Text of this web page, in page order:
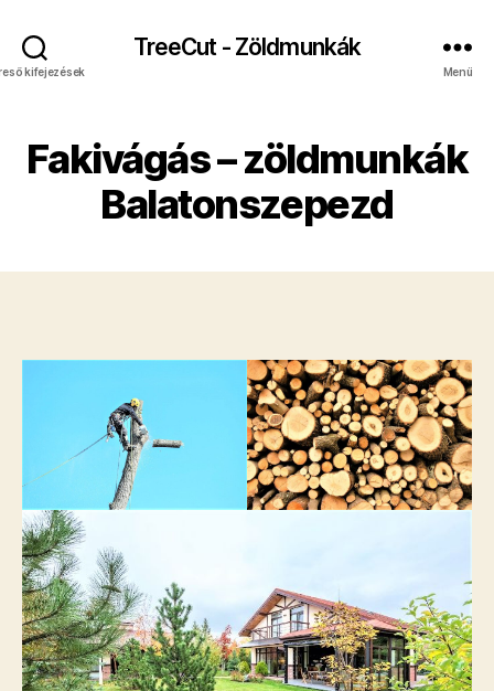
kifejezések
TreeCut - Zöldmunkák
Menü
Fakivágás – zöldmunkák
Balatonszepezd